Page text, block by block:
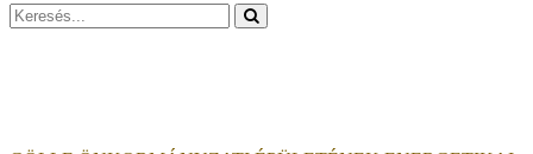
Search
for: